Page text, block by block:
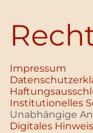
Impressum
Institutionelles
Unabhängige
Digitales